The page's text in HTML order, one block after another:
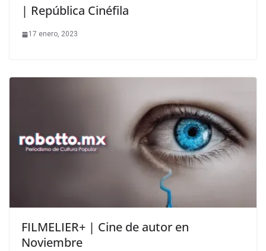
| República Cinéfila
17 enero, 2023
FILMELIER+ | Cine de autor en
Noviembre